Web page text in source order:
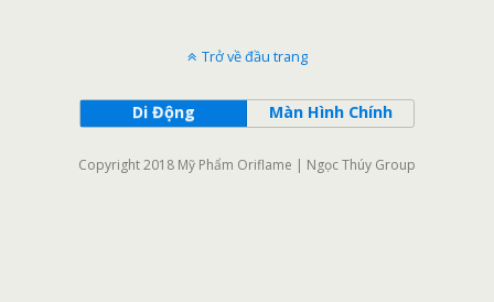
Trở về đầu trang
Di Động Màn Hình Chính
Copyright 2018 Mỹ Phẩm Oriflame | Ngọc Thúy Group